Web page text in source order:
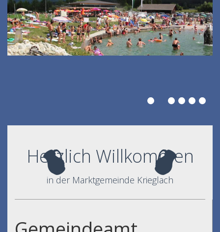
Herzlich Willkommen
in der Marktgemeinde Krieglach